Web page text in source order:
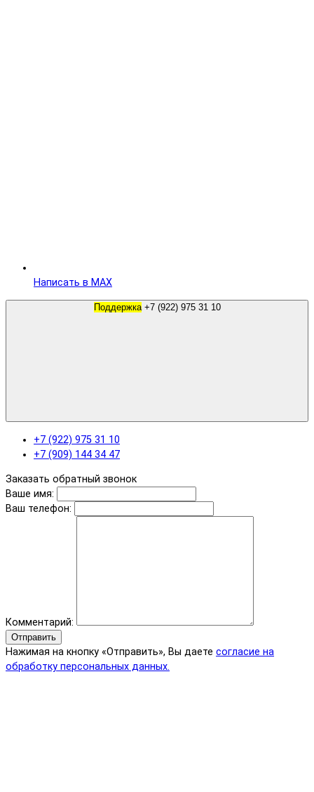
Написать в MAX
Поддержка +7 (922) 975 31 10
+7 (922) 975 31 10
+7 (909) 144 34 47
Заказать обратный звонок
Ваше имя:
Ваш телефон:
Комментарий:
Отправить
Нажимая на кнопку «Отправить», Вы даете согласие на
обработку персональных данных.